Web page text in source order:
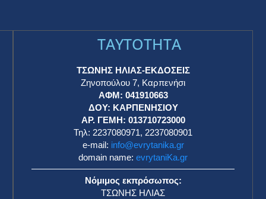
TAYTOTHTA
ΤΣΩΝΗΣ ΗΛΙΑΣ-ΕΚΔΟΣΕΙΣ
Ζηνοπούλου 7, Καρπενήσι
ΑΦΜ: 041910663
ΔΟΥ: ΚΑΡΠΕΝΗΣΙΟΥ
ΑΡ. ΓΕΜΗ: 013710723000
Τηλ: 2237080971, 2237080901
e-mail: info@evrytanika.gr
domain name: evrytaniKa.gr
Νόμιμος εκπρόσωπος:
ΤΣΩΝΗΣ ΗΛΙΑΣ